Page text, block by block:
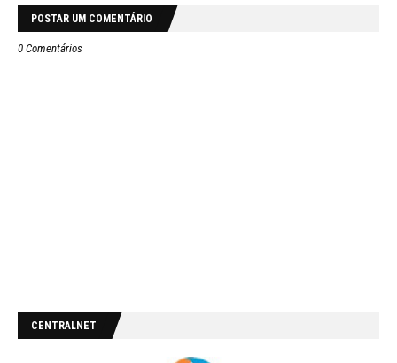
POSTAR UM COMENTÁRIO
0 Comentários
CENTRALNET